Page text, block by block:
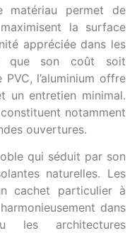
matériau permet de
la surface
appréciée dans les
que son coût soit
l’aluminium offre
un entretien minimal.
notamment
ouvertures.
qui séduit par son
naturelles. Les
cachet particulier à
dans
les architectures